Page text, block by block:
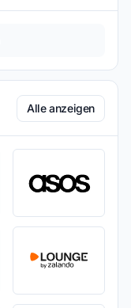
Alle anzeigen